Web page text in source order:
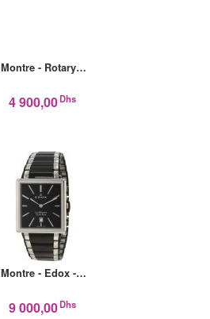
Montre - Rotary…
4 900,00Dhs
Montre - Edox -…
9 000,00Dhs